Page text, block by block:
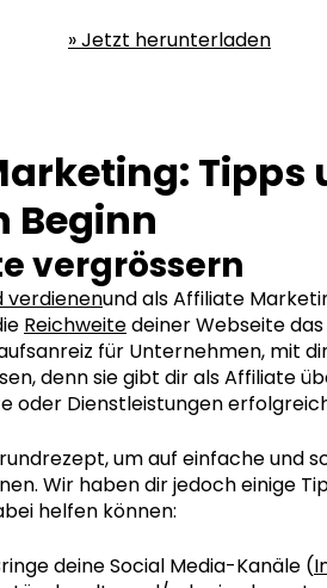
» Jetzt herunterladen
Tipps
Beginn
vergrössern
verdienenund als Affiliate
Reichweitedeiner Webseite
für Unternehmen, mit
denn sie gibt dir als Affiliate
oder Dienstleistungen
um auf einfache und
Wir haben dir jedoch einige
helfen können:
deine Social Media-Kanäle (